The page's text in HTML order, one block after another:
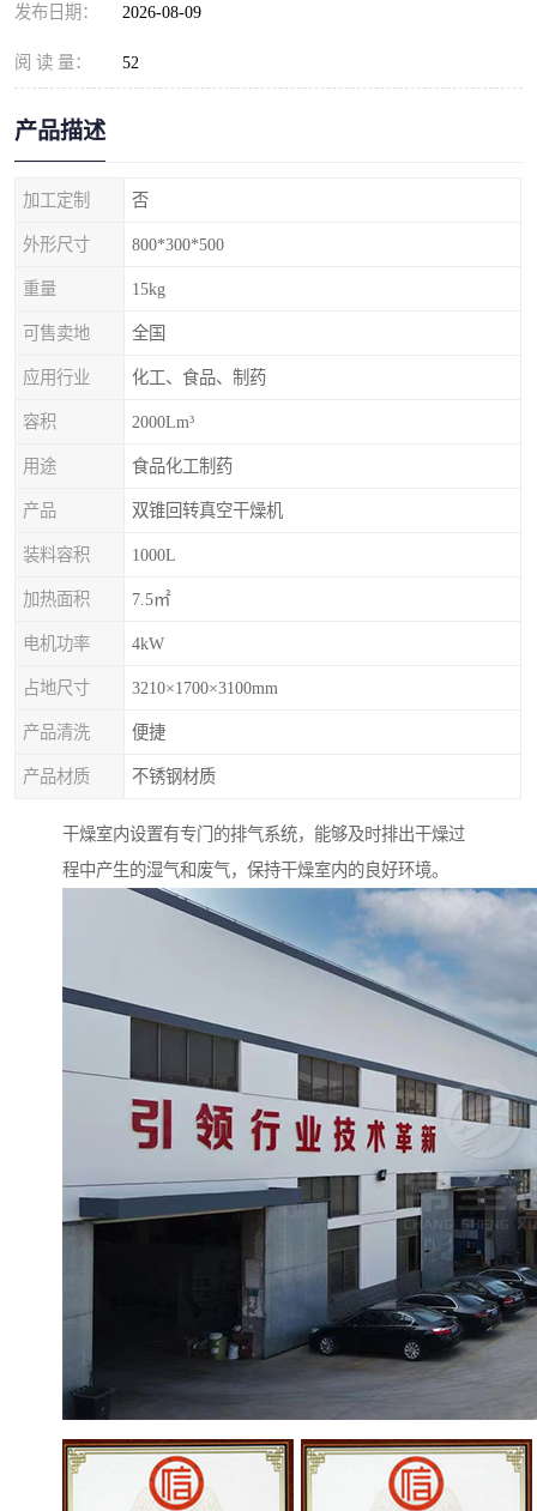
发布日期： 2026-08-09
阅 读 量： 52
产品描述
加工定制 否
外形尺寸 800*300*500
重量 15kg
可售卖地 全国
应用行业 化工、食品、制药
容积 2000Lm³
用途 食品化工制药
产品 双锥回转真空干燥机
装料容积 1000L
加热面积 7.5㎡
电机功率 4kW
占地尺寸 3210×1700×3100mm
产品清洗 便捷
产品材质 不锈钢材质
干燥室内设置有专门的排气系统，能够及时排出干燥过
程中产生的湿气和废气，保持干燥室内的良好环境。